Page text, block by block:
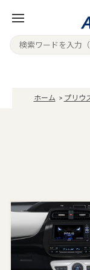
ホーム > プリウ